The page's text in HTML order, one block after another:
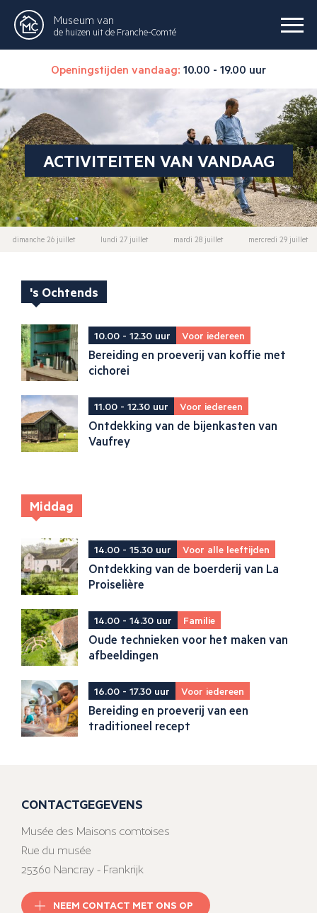
Museum van
de huizen uit de Franche-Comté
Openingstijden vandaag: 10.00 - 19.00 uur
ACTIVITEITEN VAN VANDAAG
dimanche 26 juillet lundi 27 juillet mardi 28 juillet mercredi 29 juillet
's Ochtends
10.00 - 12.30 uur Voor iedereen
Bereiding en proeverij van koffie met
cichorei
11.00 - 12.30 uur Voor iedereen
Ontdekking van de bijenkasten van
Vaufrey
Middag
14.00 - 15.30 uur Voor alle leeftijden
Ontdekking van de boerderij van La
Proiselière
14.00 - 14.30 uur Familie
Oude technieken voor het maken van
afbeeldingen
16.00 - 17.30 uur Voor iedereen
Bereiding en proeverij van een
traditioneel recept
CONTACTGEGEVENS
Musée des Maisons comtoises
Rue du musée
25360 Nancray - Frankrijk
NEEM CONTACT MET ONS OP